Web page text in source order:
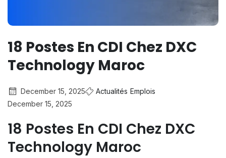
18 Postes En CDI Chez DXC
Technology Maroc
December 15, 2025 Actualités Emplois
December 15, 2025
18 Postes En CDI Chez DXC
Technology Maroc